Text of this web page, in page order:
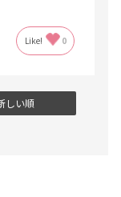
Like! 0
しい順